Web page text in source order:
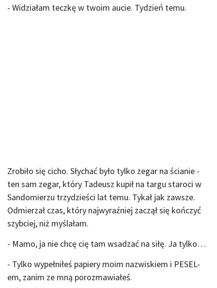
- Widziałam teczkę w twoim aucie. Tydzień temu.
Zrobiło się cicho. Słychać było tylko zegar na ścianie -
ten sam zegar, który Tadeusz kupił na targu staroci w
Sandomierzu trzydzieści lat temu. Tykał jak zawsze.
Odmierzał czas, który najwyraźniej zaczął się kończyć
szybciej, niż myślałam.
- Mamo, ja nie chcę cię tam wsadzać na siłę. Ja tylko…
- Tylko wypełniłeś papiery moim nazwiskiem i PESEL-
em, zanim ze mną porozmawiałeś.